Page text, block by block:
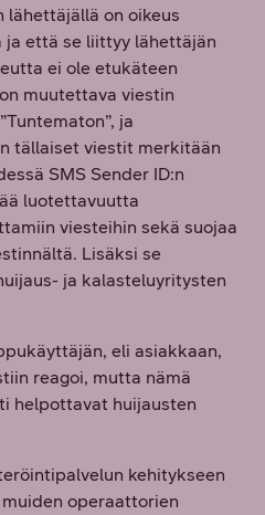
on oikeus
että se liittyy lähettäjän
ei ole etukäteen
muutettava viestin
ja
tällaiset viestit merkitään
SMS Sender ID:n
luotettavuutta
viesteihin sekä suojaa
Lisäksi se
ja kalasteluyritysten
eli asiakkaan,
reagoi, mutta nämä
helpottavat huijausten
kehitykseen
operaattorien